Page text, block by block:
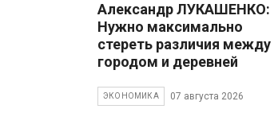
Александр ЛУКАШЕНКО:
Нужно максимально
стереть различия между
городом и деревней
ЭКОНОМИКА 07 августа 2026